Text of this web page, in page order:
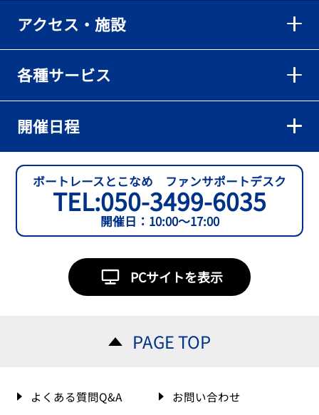
アクセス・施設
各種サービス
開催日程
ボートレースとこなめ ファンサポートデスク
TEL:050-3499-6035
開催日：10:00～17:00
PCサイトを表示
PAGE TOP
よくある質問Q&A お問い合わせ